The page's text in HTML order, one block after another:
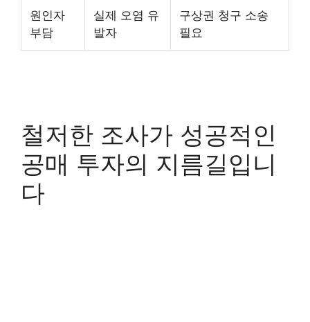
원인자
부담
실제 오염 유
발자
구상권 청구 소송
필요
철저한 조사가 성공적인
공매 투자의 지름길입니
다